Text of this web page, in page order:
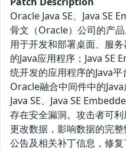
Oracle Java SE、Java SE
骨文（Oracle）公司的产品
用于开发和部署桌面、服
的Java应用程序；Java SE
统开发的应用程序的Java
Oracle融合中间件中的
Java SE、Java SE
存在安全漏洞。攻击者可
更改数据，影响数据的完
公告及相关补丁信息，修复